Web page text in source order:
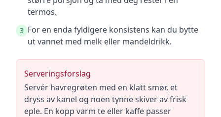
termos.
3 For en enda fyldigere konsistens kan du bytte
ut vannet med melk eller mandeldrikk.
Serveringsforslag
Servér havregrøten med en klatt smør, et
dryss av kanel og noen tynne skiver av frisk
eple. En kopp varm te eller kaffe passer